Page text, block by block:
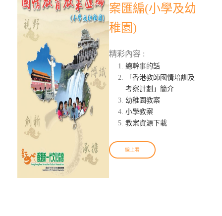
案匯編(小學及幼
稚園)
精彩內容 :
總幹事的話
「香港教師國情培訓及
考察計劃」簡介
幼稚園教案
小學教案
教案資源下載
線上看